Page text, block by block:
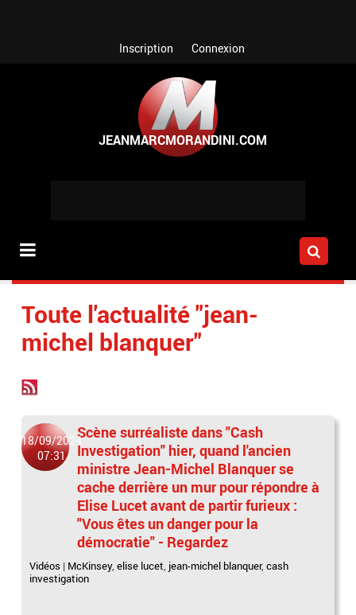
Inscription Connexion
Toute l'actualité "jean-
michel blanquer"
18/09/2024
07:31
Scène surréaliste dans "Cash
Investigation" hier, quand l'ancien
ministre Jean-Michel Blanquer se
cache derrière un mur pour répondre à
Elise Lucet avant de partir furieux :
"Vous êtes un danger pour la
démocratie" - Regardez
Vidéos | McKinsey,elise lucet, jean-michel blanquer,cash
investigation